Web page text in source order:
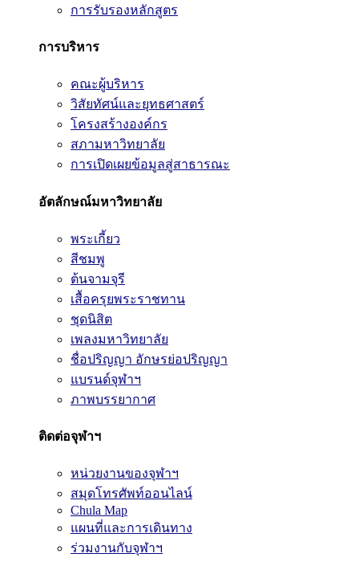
การรับรองหลักสูตร
การบริหาร
คณะผู้บริหาร
วิสัยทัศน์และยุทธศาสตร์
โครงสร้างองค์กร
สภามหาวิทยาลัย
การเปิดเผยข้อมูลสู่สาธารณะ
อัตลักษณ์มหาวิทยาลัย
พระเกี้ยว
สีชมพู
ต้นจามจุรี
เสื้อครุยพระราชทาน
ชุดนิสิต
เพลงมหาวิทยาลัย
ชื่อปริญญา อักษรย่อปริญญา
แบรนด์จุฬาฯ
ภาพบรรยากาศ
ติดต่อจุฬาฯ
หน่วยงานของจุฬาฯ
สมุดโทรศัพท์ออนไลน์
Chula Map
แผนที่และการเดินทาง
ร่วมงานกับจุฬาฯ